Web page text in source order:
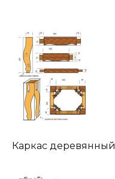
Каркас деревянный